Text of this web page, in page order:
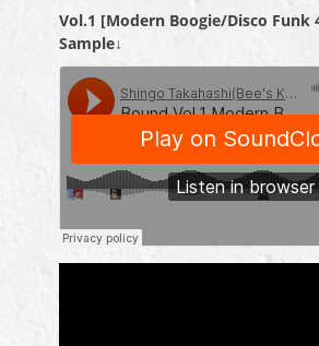
Vol.1 [Modern Boogie/Disco Funk
Sample↓